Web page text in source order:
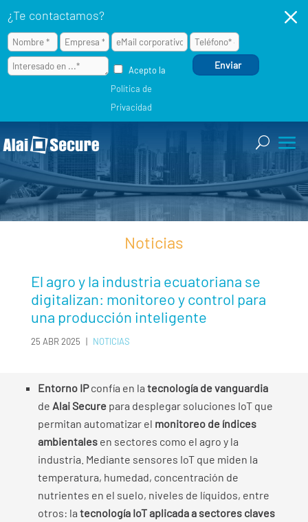
¿Te contactamos?
Acepto la
Política de
Privacidad
M
Noticias
El agro y la industria ecuatoriana se
digitalizan: monitoreo y control para
una producción inteligente
25 ABR 2025 | NOTICIAS
Entorno IPconfía en la tecnología de vanguardia
de Alai Securepara desplegar soluciones IoT que
permitan automatizar el monitoreo de índices
ambientalesen sectores como el agro y la
industria. Mediante sensores IoT que miden la
temperatura, humedad, concentración de
nutrientes en el suelo, niveles de líquidos, entre
otros: la tecnología IoT aplicada a sectores claves